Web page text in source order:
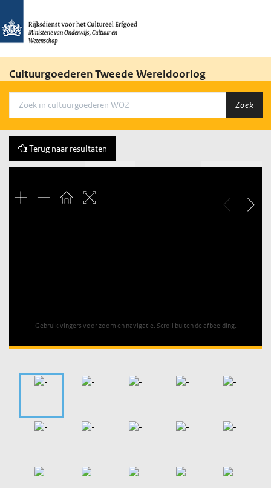
Cultuurgoederen Tweede Wereldoorlog
Zoek
Terug naar resultaten
Gebruik vingers voor zoom en navigatie. Scroll buiten de afbeelding.